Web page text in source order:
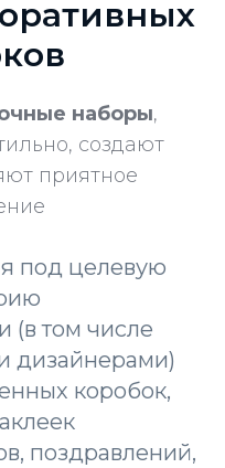
наборы,
создают
приятное
под целевую
(в том числе
дизайнерами)
коробок,
поздравлений,